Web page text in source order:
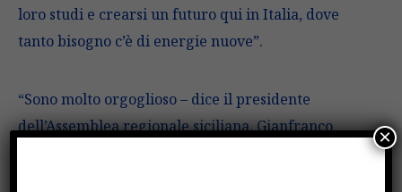
loro studi e crearsi un futuro qui in Italia, dove
tanto bisogno c’è di energie nuove”.
“Sono molto orgoglioso – dice il presidente
dell’Assemblea regionale siciliana, Gianfranco
×